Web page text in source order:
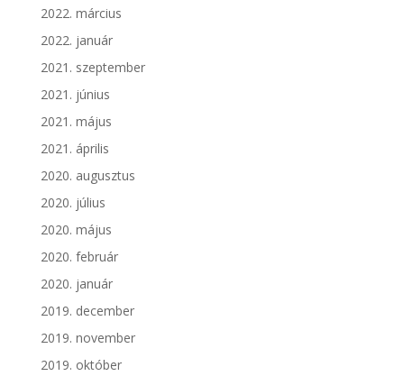
2022. március
2022. január
2021. szeptember
2021. június
2021. május
2021. április
2020. augusztus
2020. július
2020. május
2020. február
2020. január
2019. december
2019. november
2019. október